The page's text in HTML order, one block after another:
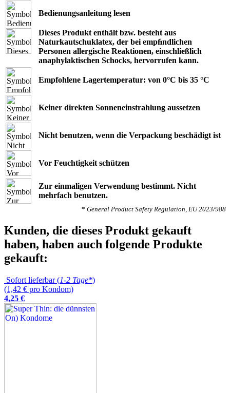
Bedienungsanleitung lesen
Dieses Produkt enthält bzw. besteht aus
Naturkautschuklatex, der bei empﬁndlichen
Personen allergische Reaktionen, einschließlich
anaphylaktischen Schocks, hervorrufen kann.
Empfohlene Lagertemperatur: von 0°C bis 35 °C
Keiner direkten Sonneneinstrahlung aussetzen
Nicht benutzen, wenn die Verpackung beschädigt ist
Vor Feuchtigkeit schützen
Zur einmaligen Verwendung bestimmt. Nicht
mehrfach benutzen.
* General Product Safety Regulation, EU 2023/988
Kunden, die dieses Produkt gekauft
haben, haben auch folgende Produkte
gekauft:
Sofort lieferbar (1-2 Tage*)
(1,42 € pro Kondom)
4,25 €